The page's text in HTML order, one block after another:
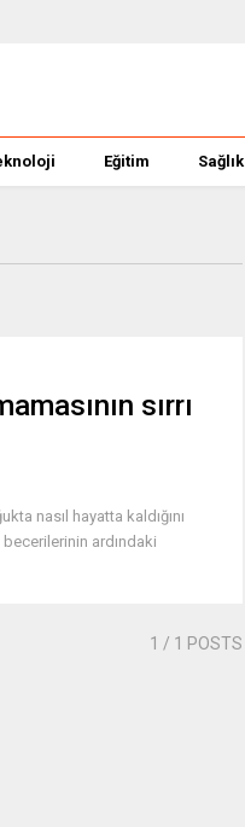
Eğitim Sağlık
sırrı
nasıl hayatta kaldığını
ardındaki
1 / 1 POSTS